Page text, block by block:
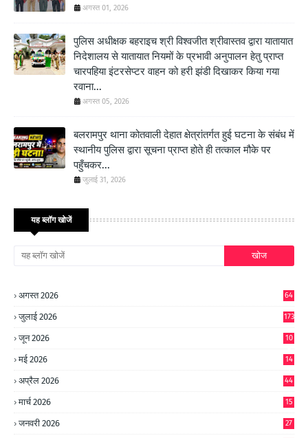
अगस्त 01, 2026
पुलिस अधीक्षक बहराइच श्री विश्वजीत श्रीवास्तव द्वारा यातायात
निदेशालय से यातायात नियमों के प्रभावी अनुपालन हेतु प्राप्त
चारपहिया इंटरसेप्टर वाहन को हरी झंडी दिखाकर किया गया
रवाना...
अगस्त 05, 2026
बलरामपुर थाना कोतवाली देहात क्षेत्रांतर्गत हुई घटना के संबंध में
स्थानीय पुलिस द्वारा सूचना प्राप्त होते ही तत्काल मौके पर
पहुँचकर...
जुलाई 31, 2026
यह ब्लॉग खोजें
अगस्त 2026 64
जुलाई 2026 173
जून 2026
10
मई 2026
14
अप्रैल 2026 44
मार्च 2026 15
जनवरी 2026 27